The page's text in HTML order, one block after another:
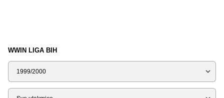
WWIN LIGA BIH
Sezona
Tip